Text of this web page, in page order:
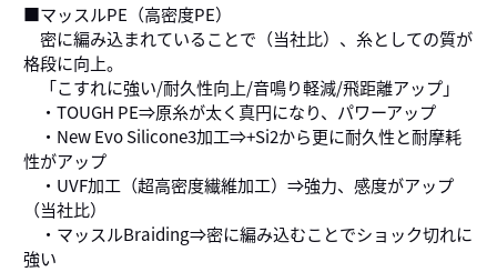
■マッスルPE（高密度PE）
密に編み込まれていることで（当社比）、糸としての質が
格段に向上。
「こすれに強い/耐久性向上/音鳴り軽減/飛距離アップ」
・TOUGH PE⇒原糸が太く真円になり、パワーアップ
・New Evo Silicone3加工⇒+Si2から更に耐久性と耐摩耗
性がアップ
・UVF加工（超高密度繊維加工）⇒強力、感度がアップ
（当社比）
・マッスルBraiding⇒密に編み込むことでショック切れに
強い